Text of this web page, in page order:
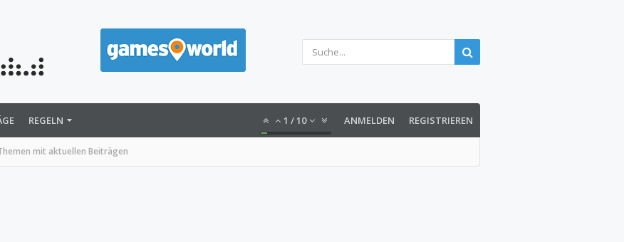
mit aktuellen Beiträgen
REGELN 1 /10 ANMELDEN REGISTRIEREN